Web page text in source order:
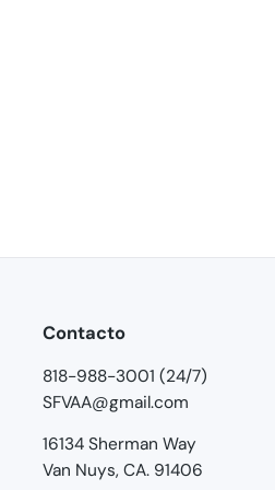
Contacto
818-988-3001 (24/7)
SFVAA@gmail.com
16134 Sherman Way
Van Nuys, CA. 91406